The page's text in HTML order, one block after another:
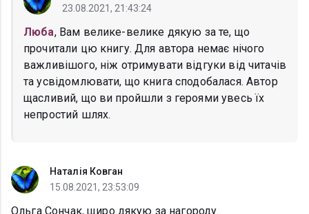
23.08.2021, 21:43:24
Люба, Вам велике-велике дякую за те, що
прочитали цю книгу. Для автора немає нічого
важливішого, ніж отримувати відгуки від читачів
та усвідомлювати, що книга сподобалася. Автор
щасливий, що ви пройшли з героями увесь їх
непростий шлях.
Наталія Ковган
15.08.2021, 23:53:09
Ольга Сончак, щиро дякую за нагороду.